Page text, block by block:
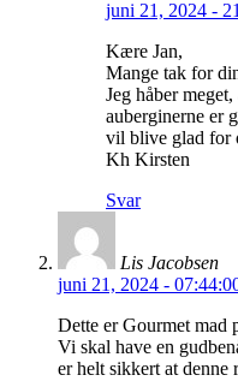
juni 21, 2024 -
Kære Jan,
Mange tak for
Jeg håber
auberginerne er
vil blive glad for
Kh Kirsten
Svar
Lis Jacobsen
juni 21, 2024 -
Dette er Gourmet mad
Vi skal have en
er helt sikkert at